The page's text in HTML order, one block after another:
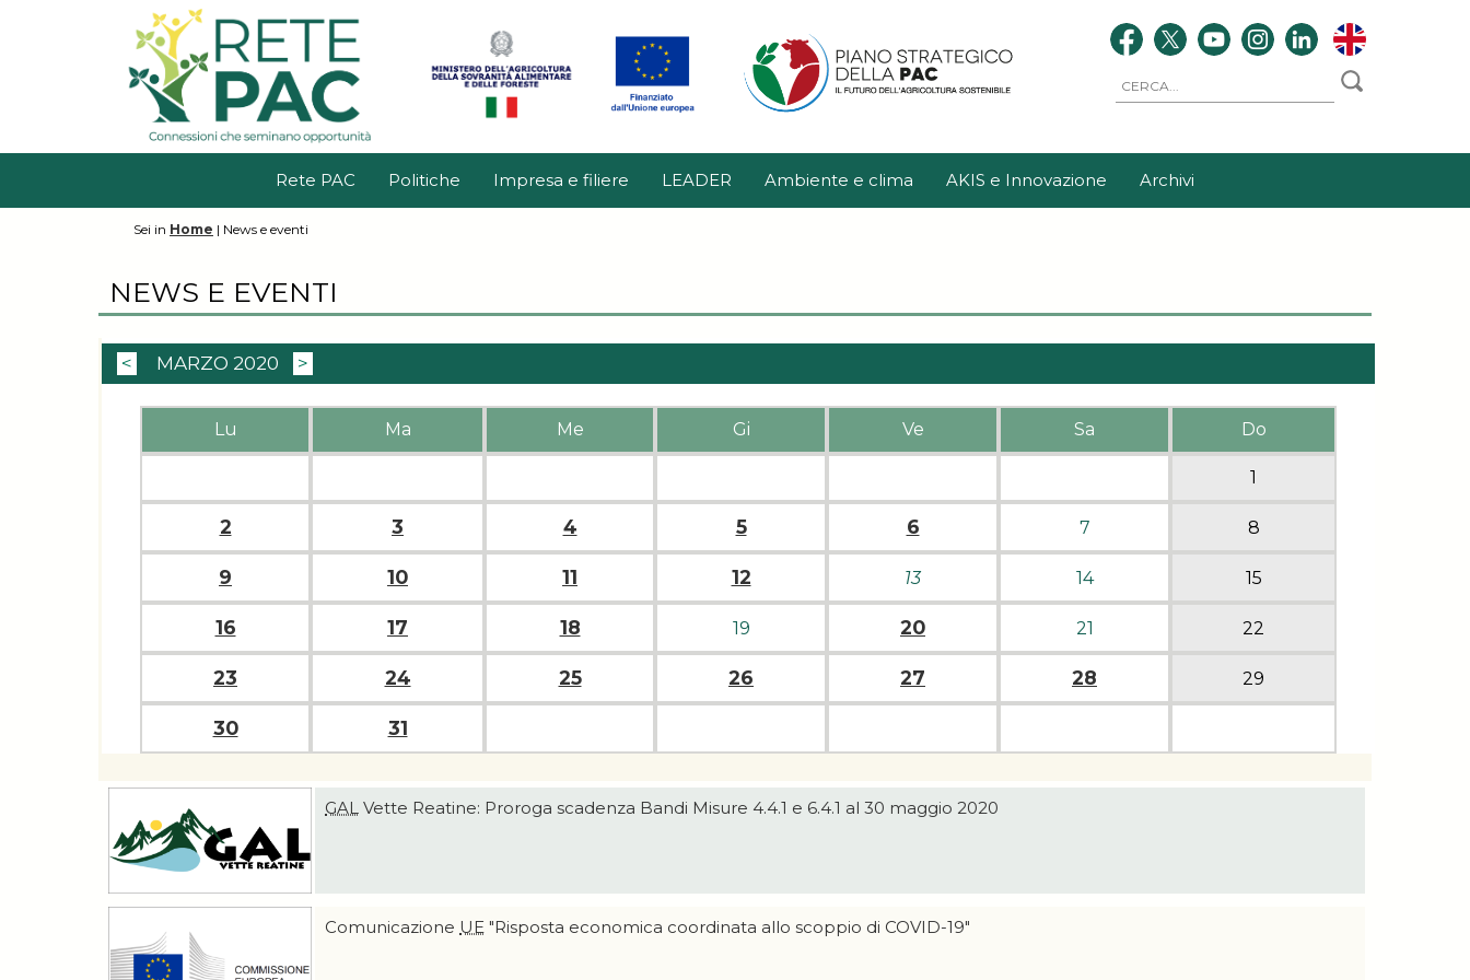
Rete PAC Politiche Impresa e filiere LEADER Ambiente e clima AKIS e Innovazione Archivi
Sei in Home | News e eventi
NEWS E EVENTI
< MARZO 2020 >
Lu Ma Me Gi Ve Sa Do
1
2 3 4 5 6 7 8
9 10 11 12 13 14 15
16 17 18 19 20 21 22
23 24 25 26 27 28 29
30 31
GAL Vette Reatine: Proroga scadenza Bandi Misure 4.4.1 e 6.4.1 al 30 maggio 2020
Comunicazione UE "Risposta economica coordinata allo scoppio di COVID-19"